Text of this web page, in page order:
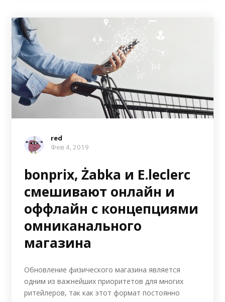
red
Фев 4, 2019
bonprix, Żabka и E.leclerc
смешивают онлайн и
оффлайн с концепциями
омниканального
магазина
Обновление физического магазина является
одним из важнейших приоритетов для многих
ритейлеров, так как этот формат постоянно